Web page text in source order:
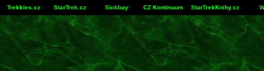
Trekkies.cz StarTrek.cz Sickbay CZ Kontinuum StarTrekKnihy.cz